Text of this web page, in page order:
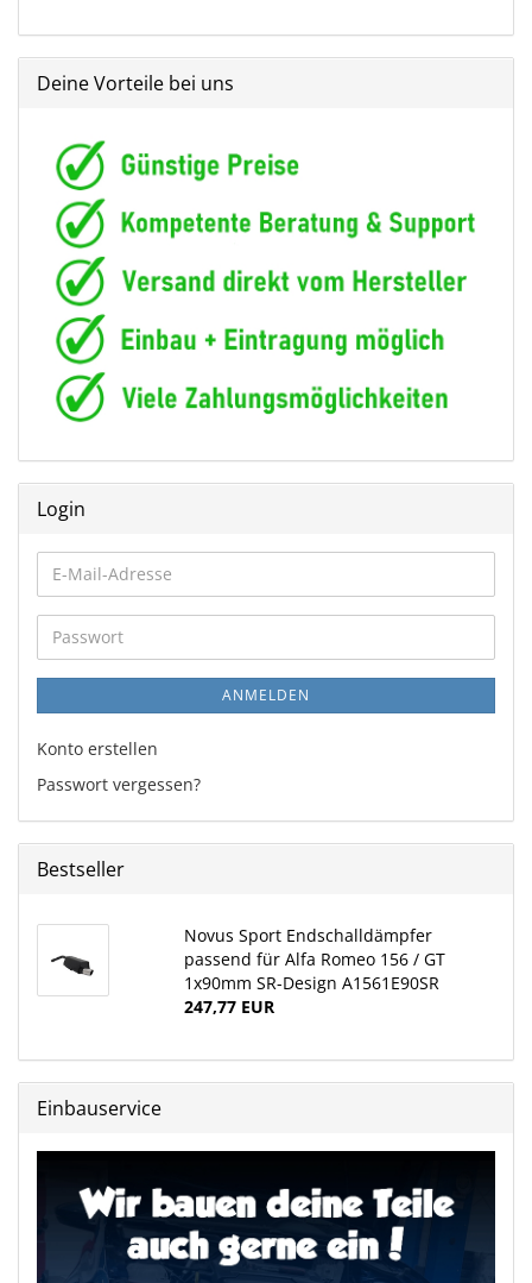
Deine Vorteile bei uns
Login
E-
Mail-
Adresse
Passwort
ANMELDEN
Konto erstellen
Passwort vergessen?
Bestseller
Novus Sport Endschalldämpfer
passend für Alfa Romeo 156 / GT
1x90mm SR-Design A1561E90SR
247,77 EUR
Einbauservice